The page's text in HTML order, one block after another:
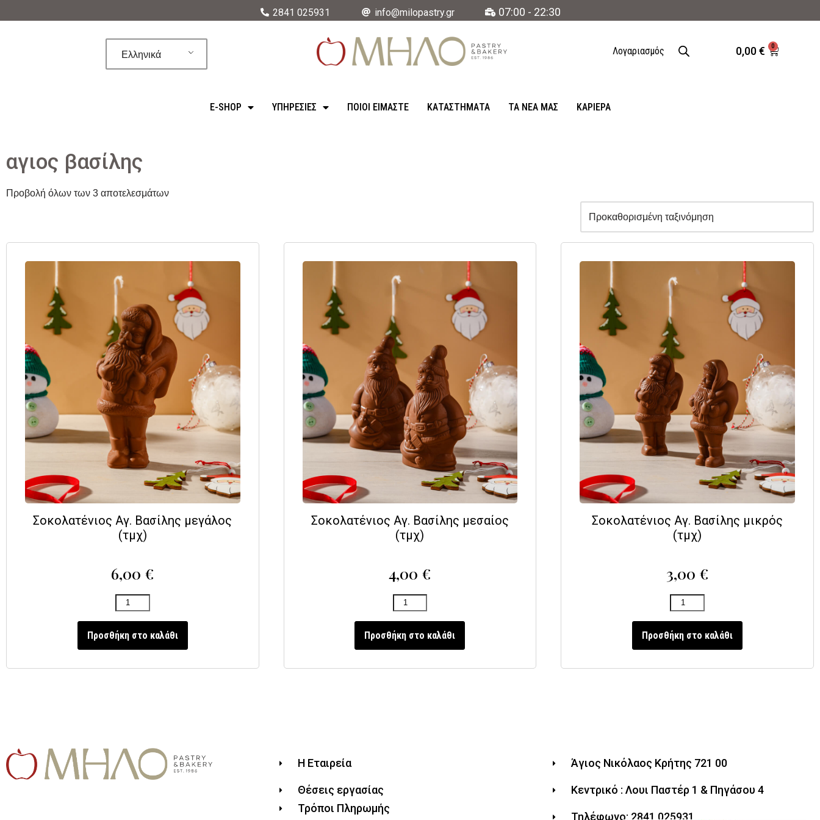
2841 025931 info@milopastry.gr 07:00 - 22:30
Ελληνικά Λογαριασμός 0,00€ 0
E-SHOP ΥΠΗΡΕΣΊΕΣ ΠΟΙΟΙ ΕΙΜΑΣΤΕ ΚΑΤΑΣΤΉΜΑΤΑ ΤΑ ΝΈΑ ΜΑΣ ΚΑΡΙΈΡΑ
αγιος βασίλης
Προβολή όλων των 3 αποτελεσμάτων
Σοκολατένιος Αγ. Βασίλης μεγάλος
(τμχ)
6,00 €
Προσθήκη στο καλάθι
Σοκολατένιος Αγ. Βασίλης μεσαίος
(τμχ)
4,00 €
Προσθήκη στο καλάθι
Σοκολατένιος Αγ. Βασίλης μικρός
(τμχ)
3,00 €
Προσθήκη στο καλάθι
Η Εταιρεία
Θέσεις εργασίας
Τρόποι Πληρωμής
Άγιος Νικόλαος Κρήτης 721 00
Κεντρικό : Λουι Παστέρ 1 & Πηγάσου 4
Τηλέφωνο: 2841 025931